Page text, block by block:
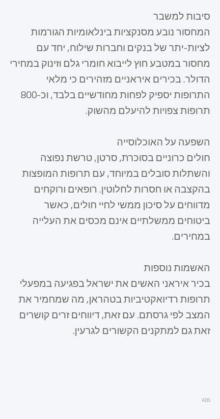
סיבות למשבר
המחסור נובע מסנקציות בינלאומיות הגורמות
לציות-יתר של בנקים וחברות שילוח, יחד עם
מחסור במטבע חוץ לייבוא חומרי גלם וזינוק במחירי
הדולר. בכירים איראניים מזהירים כי מלאי
התרופות יספיק לפחות מחודשיים בלבד, וכ-800
תרופות צפויות להיעלם מהשוק.
השפעה על האוכלוסייה
חולים כרוניים בסוכרת, סרטן, טרשת נפוצה
והשתלות סובלים במיוחד, עם תרופות המופצות
בהקצבה או חסרות לחלוטין. רופאים ורוקחים
מדווחים על סיכון ממשי לחיי חולים, כאשר
ביטוחים ממשלתיים אינם מכסים את העלייה
במחירים.
האשמות נוספות
בכיר איראני האשים את ישראל בפגיעה במפעלי
תרופות רדיואקטיביות בטהראן, מה שמחמיר את
המצב לפי גרסתם. עם זאת, דיווחים זרים קושרים
זאת גם למתקנים הקשורים לגרעין.
ADS